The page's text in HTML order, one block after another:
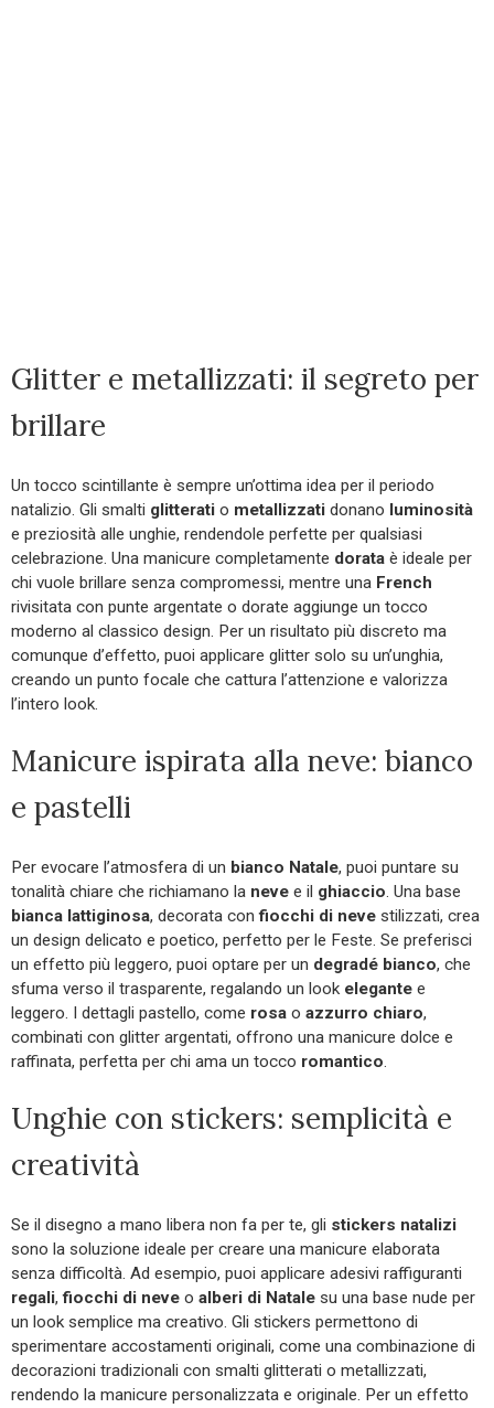
Glitter e metallizzati: il segreto per
brillare
Un tocco scintillante è sempre un’ottima idea per il periodo
natalizio. Gli smalti glitterati o metallizzati donano luminosità
e preziosità alle unghie, rendendole perfette per qualsiasi
celebrazione. Una manicure completamente dorata è ideale per
chi vuole brillare senza compromessi, mentre una French
rivisitata con punte argentate o dorate aggiunge un tocco
moderno al classico design. Per un risultato più discreto ma
comunque d’effetto, puoi applicare glitter solo su un’unghia,
creando un punto focale che cattura l’attenzione e valorizza
l’intero look.
Manicure ispirata alla neve: bianco
e pastelli
Per evocare l’atmosfera di un bianco Natale, puoi puntare su
tonalità chiare che richiamano la neve e il ghiaccio. Una base
bianca lattiginosa, decorata confiocchi di neve stilizzati, crea
un design delicato e poetico, perfetto per le Feste. Se preferisci
un effetto più leggero, puoi optare per un degradé bianco, che
sfuma verso il trasparente, regalando un look elegante e
leggero. I dettagli pastello, come rosa o azzurro chiaro,
combinati con glitter argentati, offrono una manicure dolce e
raffinata, perfetta per chi ama un tocco romantico.
Unghie con stickers: semplicità e
creatività
Se il disegno a mano libera non fa per te, gli stickers natalizi
sono la soluzione ideale per creare una manicure elaborata
senza difficoltà. Ad esempio, puoi applicare adesivi raffiguranti
regali,fiocchi di neve o alberi di Natale su una base nude per
un look semplice ma creativo. Gli stickers permettono di
sperimentare accostamenti originali, come una combinazione di
decorazioni tradizionali con smalti glitterati o metallizzati,
rendendo la manicure personalizzata e originale. Per un effetto